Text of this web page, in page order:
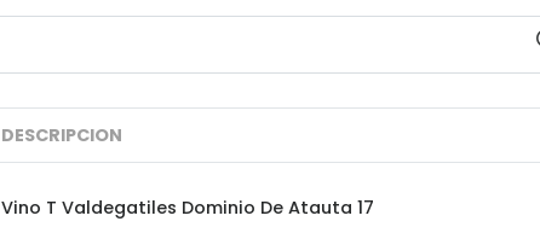
DESCRIPCION
Vino T Valdegatiles Dominio De Atauta 17